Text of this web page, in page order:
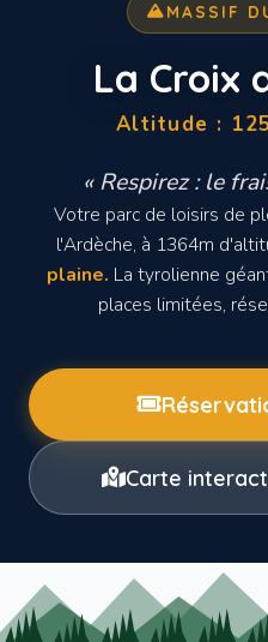
MASSIF
La Croix
Altitude :
« Respirez : le
Votre parc de loisirs de
l'Ardèche, à 1364m
plaine. La tyrolienne
places limitées,
Carte